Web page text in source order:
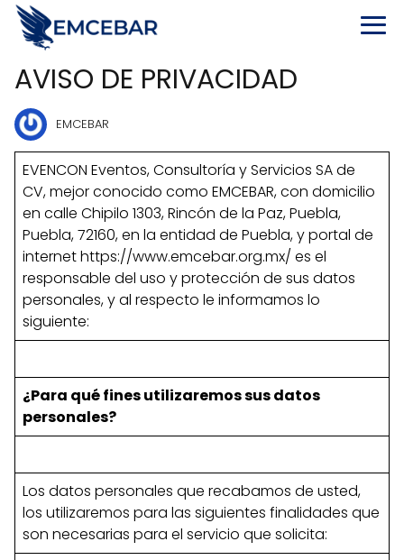
AVISO DE PRIVACIDAD
EMCEBAR
EVENCON Eventos, Consultoría y Servicios SA de
CV, mejor conocido como EMCEBAR, con domicilio
en calle Chipilo 1303, Rincón de la Paz, Puebla,
Puebla, 72160, en la entidad de Puebla, y portal de
internet https://www.emcebar.org.mx/ es el
responsable del uso y protección de sus datos
personales, y al respecto le informamos lo
siguiente:
¿Para qué fines utilizaremos sus datos
personales?
Los datos personales que recabamos de usted,
los utilizaremos para las siguientes finalidades que
son necesarias para el servicio que solicita: